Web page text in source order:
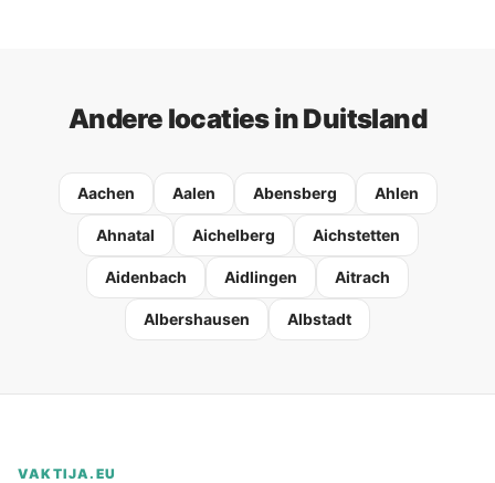
Andere locaties in Duitsland
Aachen Aalen Abensberg Ahlen
Ahnatal Aichelberg Aichstetten
Aidenbach Aidlingen Aitrach
Albershausen Albstadt
VAKTIJA.EU